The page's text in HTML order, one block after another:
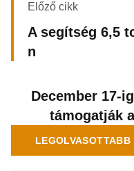
Előző cikk
A segítség 6,5
n
December 17-
támogatják
LEGOLVASOTTABB